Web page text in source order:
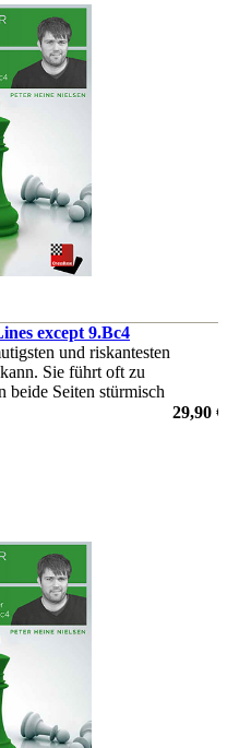
except 9.Bc4
und riskantesten
Sie führt oft zu
beide Seiten stürmisch
29,90 €